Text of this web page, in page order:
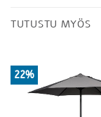
TUTUSTU MYÖS
22%